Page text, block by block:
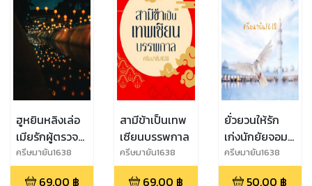
ฮูหยินหลิงเล่อ
เมียรักผู้ตรวจ
การหลี่
ครีษมายัน1638
69.00 ฿
สามีข้าเป็นเทพ
เซียนบรรพกาล
ครีษมายัน1638
69.00 ฿
ยั่วยวนให้รัก
เก่งนักยัยจอม
ยุ่ง
ครีษมายัน1638
50.00 ฿